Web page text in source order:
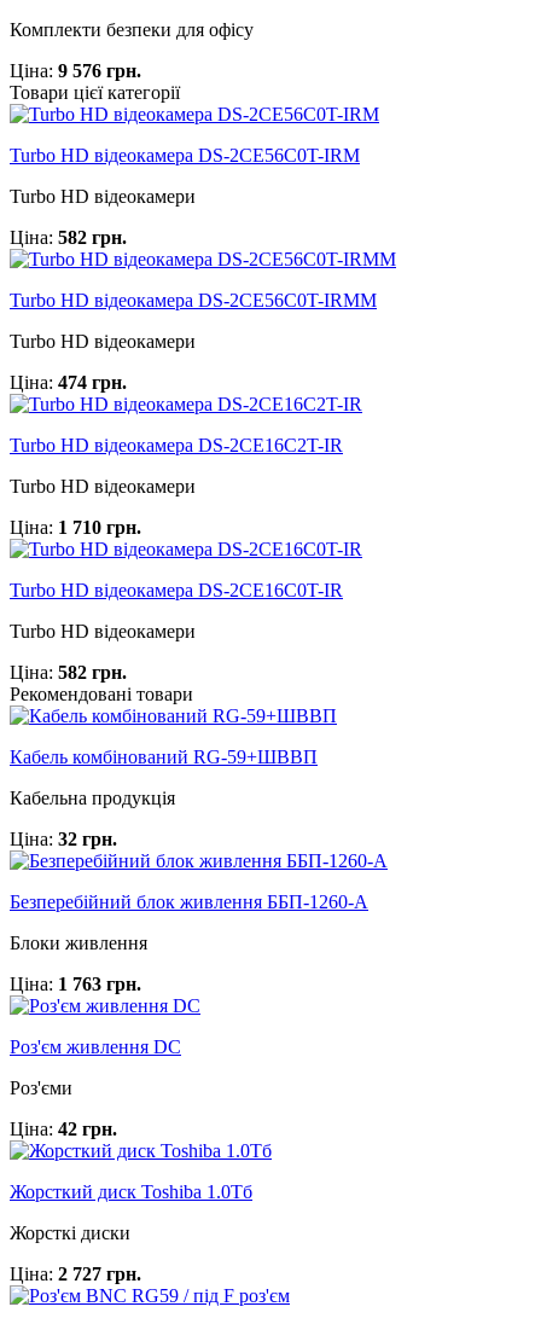
Комплекти безпеки для офісу
Ціна: 9 576 грн.
Товари цієї категорії
Turbo HD відеокамера DS-2CE56C0T-IRM
Turbo HD відеокамери
Ціна: 582 грн.
Turbo HD відеокамера DS-2CE56C0T-IRMM
Turbo HD відеокамери
Ціна: 474 грн.
Turbo HD відеокамера DS-2CE16C2T-IR
Turbo HD відеокамери
Ціна: 1 710 грн.
Turbo HD відеокамера DS-2CE16C0T-IR
Turbo HD відеокамери
Ціна: 582 грн.
Рекомендовані товари
Кабель комбінований RG-59+ШВВП
Кабельна продукція
Ціна: 32 грн.
Безперебійний блок живлення ББП-1260-А
Блоки живлення
Ціна: 1 763 грн.
Роз'єм живлення DC
Роз'єми
Ціна: 42 грн.
Жорсткий диск Toshiba 1.0Тб
Жорсткі диски
Ціна: 2 727 грн.